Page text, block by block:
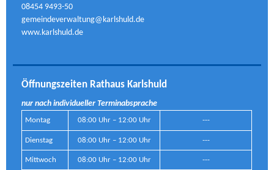
08454 9493-50
gemeindeverwaltung@karlshuld.de
www.karlshuld.de
Öffnungszeiten Rathaus Karlshuld
nur nach individueller Terminabsprache
Montag 08:00 Uhr – 12:00 Uhr ---
Dienstag 08:00 Uhr – 12:00 Uhr ---
Mittwoch 08:00 Uhr – 12:00 Uhr ---